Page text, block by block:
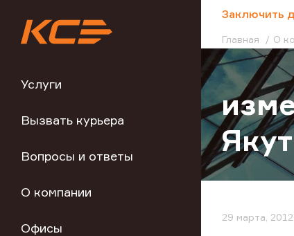
Услуги
Вызвать курьера
Вопросы и ответы
О компании
Офисы
Заключить
Главная О
29 марта, 2012